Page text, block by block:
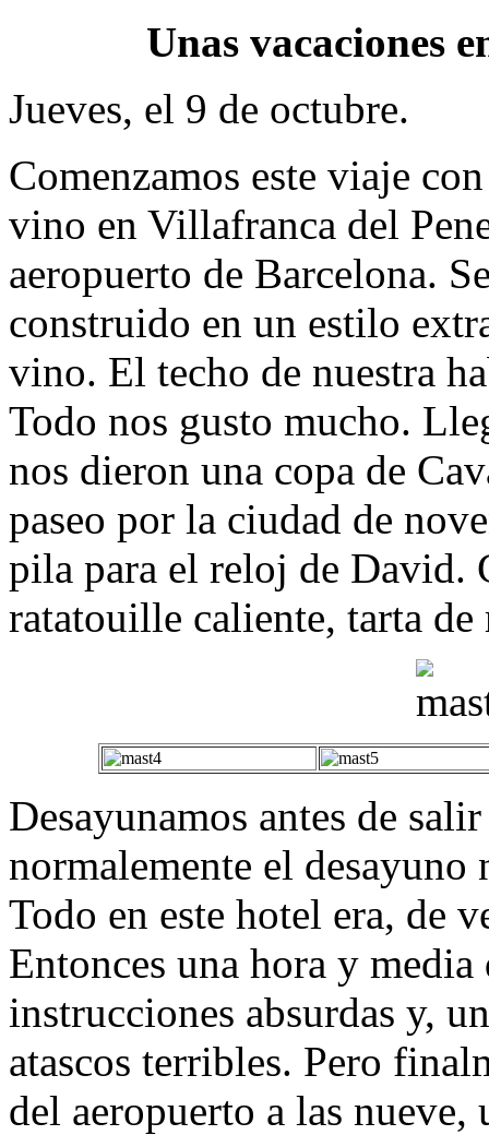
Unas vacaciones
Jueves, el 9 de octubre.
Comenzamos este viaje
vino en Villafranca del
aeropuerto de Barcelona.
construido en un estilo
vino. El techo de nuestra
Todo nos gusto mucho.
nos dieron una copa de
paseo por la ciudad de
pila para el reloj de David.
ratatouille caliente, tarta
Desayunamos antes de
normalemente el desayuno
Todo en este hotel era, de
Entonces una hora y
instrucciones absurdas y,
atascos terribles. Pero
del aeropuerto a las